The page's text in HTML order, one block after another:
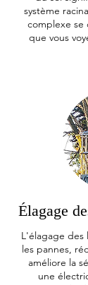
système
complexe se
que vous
Élagage
L'élagage des
les pannes,
améliore la
une